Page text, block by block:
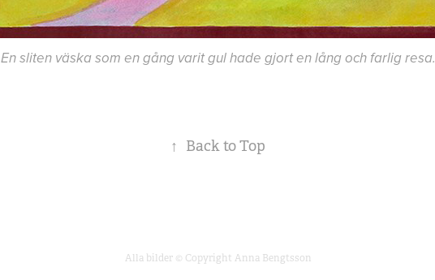
En sliten väska som en gång varit gul hade gjort en lång och farlig resa.
↑ Back to Top
Alla bilder © Copyright Anna Bengtsson